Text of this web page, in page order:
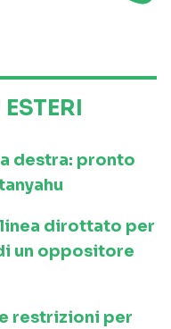
ESTERI
destra: pronto
dirottato per
un oppositore
restrizioni per